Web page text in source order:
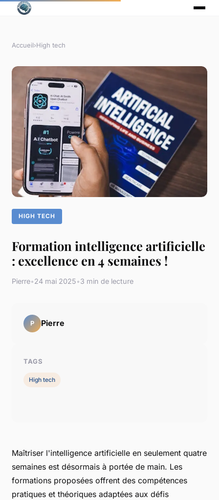
Accueil›High tech
HIGH TECH
Formation intelligence artificielle
: excellence en 4 semaines !
Pierre•24 mai 2025•3 min de lecture
Maîtriser l'intelligence artificielle en seulement quatre
semaines est désormais à portée de main. Les
formations proposées offrent des compétences
pratiques et théoriques adaptées aux défis
P Pierre
TAGS
High tech